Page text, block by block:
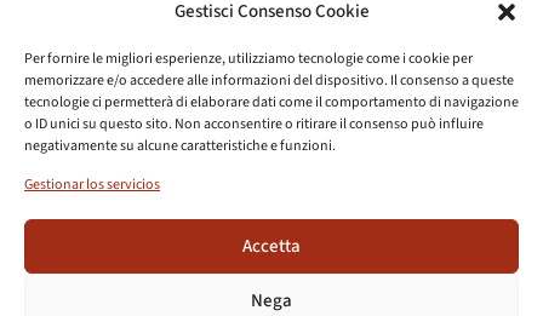
Gestisci Consenso Cookie
Per fornire le migliori esperienze, utilizziamo tecnologie come i cookie per
memorizzare e/o accedere alle informazioni del dispositivo. Il consenso a queste
tecnologie ci permetterà di elaborare dati come il comportamento di navigazione
o ID unici su questo sito. Non acconsentire o ritirare il consenso può influire
negativamente su alcune caratteristiche e funzioni.
Gestionar los servicios
Accetta
Nega